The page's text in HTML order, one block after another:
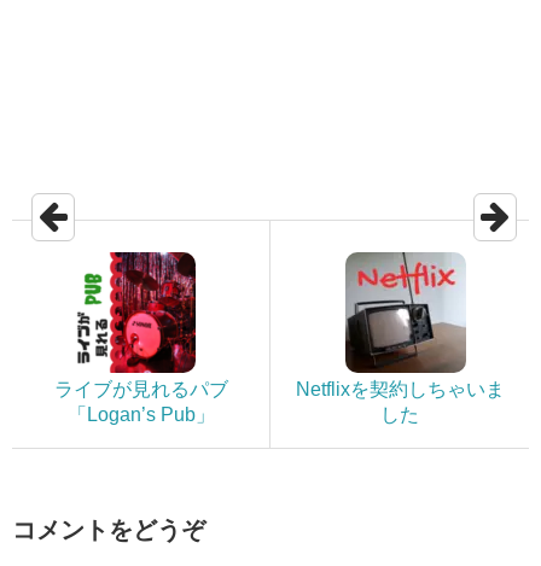
ライブが見れるパブ
「Logan’s Pub」
Netflixを契約しちゃいま
した
コメントをどうぞ